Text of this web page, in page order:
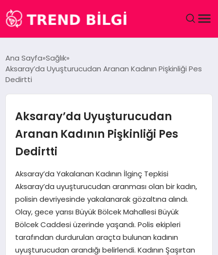
DÜNYA
MAGAZIN
SAĞLIK
SPOR
TEKNOLOJI
YAŞAM
Ana Sayfa Sağlık
Aksaray’da Uyuşturucudan Aranan Kadının Pişkinliği Pes
Dedirtti
Aksaray’da Uyuşturucudan
Aranan Kadının Pişkinliği Pes
Dedirtti
Aksaray’da Yakalanan Kadının İlginç Tepkisi
Aksaray’da uyuşturucudan aranması olan bir kadın,
polisin devriyesinde yakalanarak gözaltına alındı.
Olay, gece yarısı Büyük Bölcek Mahallesi Büyük
Bölcek Caddesi üzerinde yaşandı. Polis ekipleri
tarafından durdurulan araçta bulunan kadının
uyuşturucudan arandığı belirlendi. Kadının Şaşırtan